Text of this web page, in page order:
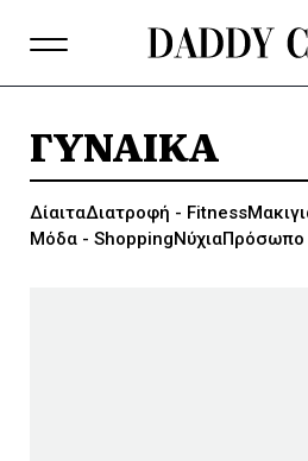
ΓΥΝΑΙΚΑ
ΔίαιταΔιατροφή - Fitness
Μόδα - ShoppingΝύχια